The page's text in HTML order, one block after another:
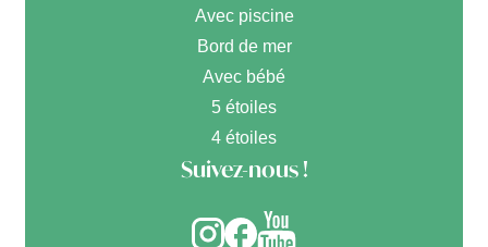
Avec piscine
Bord de mer
Avec bébé
5 étoiles
4 étoiles
Suivez-nous !